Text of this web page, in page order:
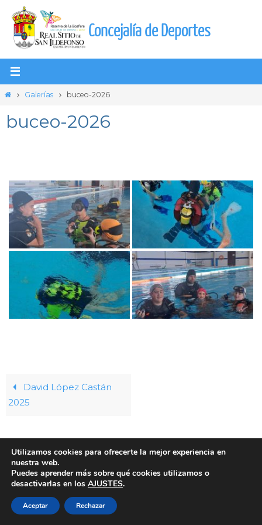
contenido
Concejalía de Deportes
InicioGalerías buceo-2026
buceo-2026
David López Castán
2025
Aviso legal
- Concejalía de deportes, Ayuntamiento del Real Sitio de
San Ildefonso -
Utilizamos cookies para ofrecerte la mejor experiencia en
nuestra web.
Puedes aprender más sobre qué cookies utilizamos o
desactivarlas en los AJUSTES.
Aceptar Rechazar